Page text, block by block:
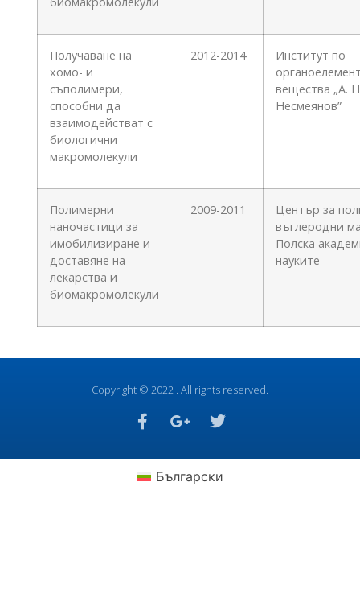
Получаване на
хомо- и
съполимери,
способни да
взаимодействат с
биологични
макромолекули
2012-2014
Институт по
вещества „А.
Несмеянов”
Полимерни
наночастици за
имобилизиране и
доставяне на
лекарства и
биомакромолекули
2009-2011
Център за
въглеродни
Полска
науките
Copyright © 2022 . All rights reserved.
Български